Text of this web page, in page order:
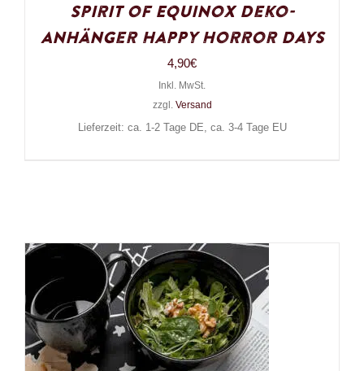
Spirit of Equinox Deko-
Anhänger Happy Horror Days
4,90€
Inkl. MwSt.
zzgl. Versand
Lieferzeit: ca. 1-2 Tage DE, ca. 3-4 Tage EU